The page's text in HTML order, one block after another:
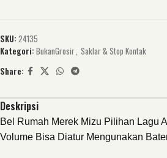
SKU: 24135
Kategori: BukanGrosir, Saklar & Stop Kontak
Share:
Deskripsi
Bel Rumah Merek Mizu Pilihan Lagu
Volume Bisa Diatur Mengunakan